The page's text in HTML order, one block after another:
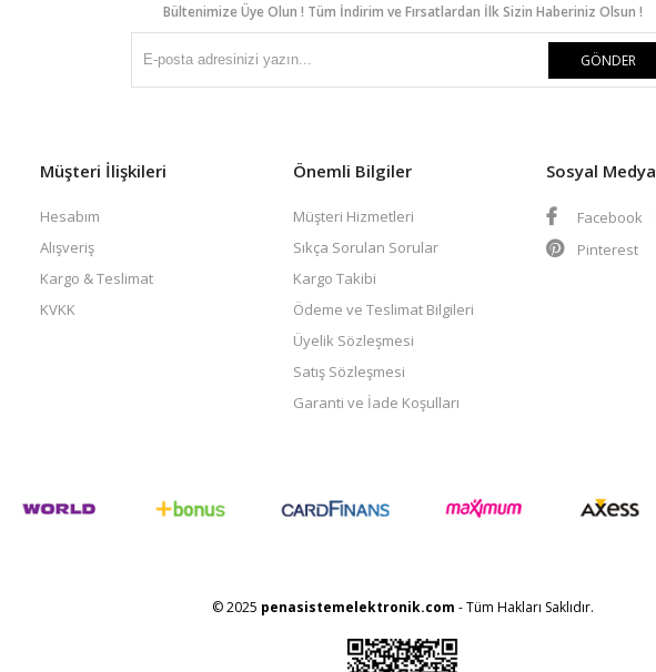
Bültenimize Üye Olun ! Tüm İndirim ve Fırsatlardan İlk Sizin Haberiniz Olsun !
GÖNDER
Müşteri İlişkileri
Hesabım
Alışveriş
Kargo & Teslimat
KVKK
Önemli Bilgiler
Müşteri Hizmetleri
Sıkça Sorulan Sorular
Kargo Takibi
Ödeme ve Teslimat Bilgileri
Üyelik Sözleşmesi
Satış Sözleşmesi
Garanti ve İade Koşulları
Sosyal Medya
Facebook
Pinterest
© 2025 penasistemelektronik.com - Tüm Hakları Saklıdır.